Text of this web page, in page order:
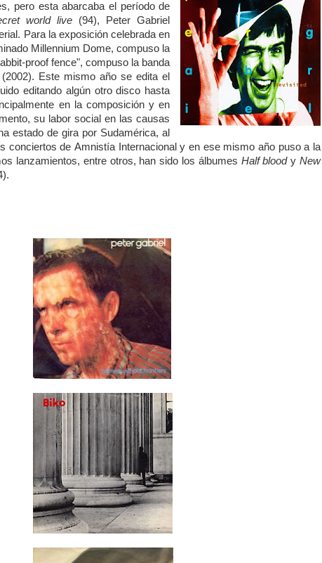
pero esta abarcaba el período de
world live (94), Peter Gabriel
Para la exposición celebrada en
Millennium Dome, compuso la
proof fence", compuso la banda
(2002). Este mismo año se edita el
editando algún otro disco hasta
en la composición y en
su labor social en las causas
estado de gira por Sudamérica, al
conciertos de Amnistía Internacional y en ese mismo año puso a la
lanzamientos, entre otros, han sido los álbumes Half bloodyNew